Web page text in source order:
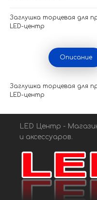
Заглушка торцевая для
LED-центр
Описание
Заглушка торцевая для
LED-центр
LED Центр -
и аксессуаров.